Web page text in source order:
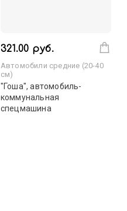
321.00 руб.
Автомобили средние (20-40
см)
"Гоша", автомобиль-
коммунальная
спецмашина